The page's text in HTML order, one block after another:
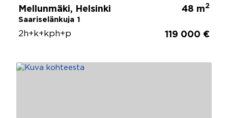
Mellunmäki, Helsinki
Saariselänkuja 1
48 m2
2h+k+kph+p 119 000 €